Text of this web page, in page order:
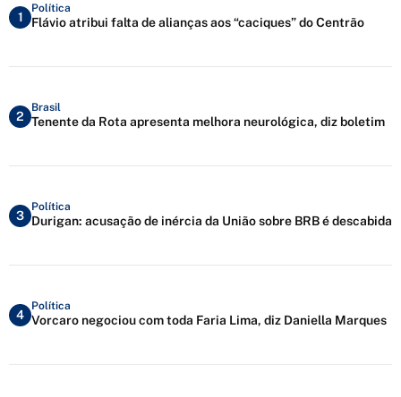
1
Política
Flávio atribui falta de alianças aos “caciques” do Centrão
2
Brasil
Tenente da Rota apresenta melhora neurológica, diz boletim
3
Política
Durigan: acusação de inércia da União sobre BRB é descabida
4
Política
Vorcaro negociou com toda Faria Lima, diz Daniella Marques